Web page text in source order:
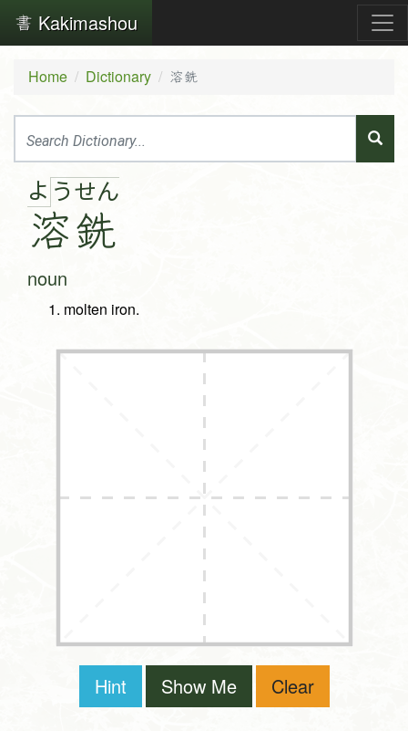
Kakimashou
Home Dictionary 溶銑
よ う
溶
せん
銑
noun
molten iron.
Hint Show Me Clear